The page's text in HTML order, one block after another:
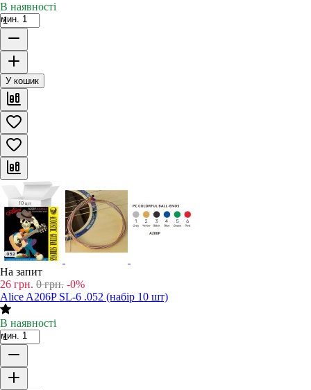
В наявності
мин. 1
У кошик
На запит
26 грн. 0 грн. -0%
Alice A206P SL-6 .052 (набір 10 шт)
В наявності
мин. 1